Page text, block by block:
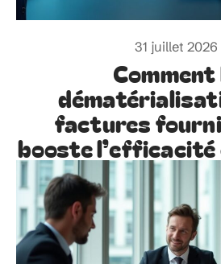
31 juillet 2026
Comment
factures
booste